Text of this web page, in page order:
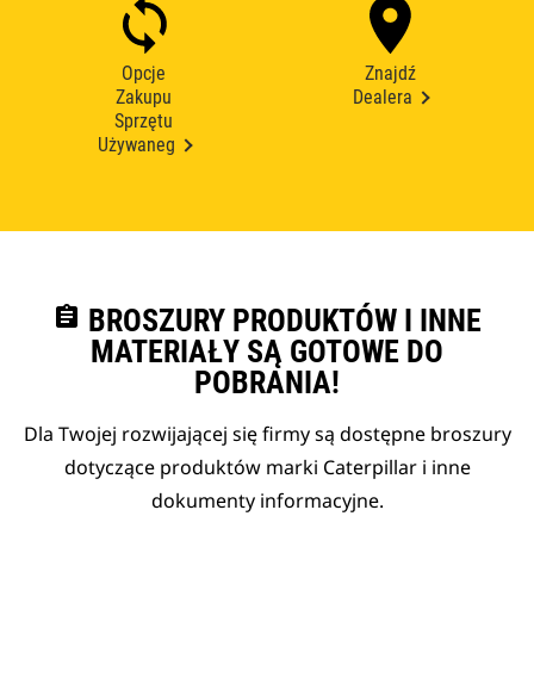
Opcje
Zakupu
Sprzętu
Używaneg
Znajdź
Dealera
assignment BROSZURY PRODUKTÓW I INNE
MATERIAŁY SĄ GOTOWE DO
POBRANIA!
Dla Twojej rozwijającej się firmy są dostępne broszury
dotyczące produktów marki Caterpillar i inne
dokumenty informacyjne.